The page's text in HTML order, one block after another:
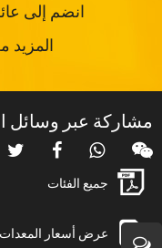
انضم إلى
المزيد
مشاركة عبر وسائل
جميع الفئات
عرض أسعار المعدات